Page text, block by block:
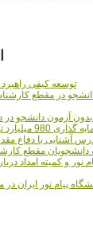
توسعه کیفی راهبرد
در مقطع
آزمون دانشجو در
میلیارد تومانی دانشگاه پیام نور
درس آشنایی با دفاع
مقطع
نور و کمیته امداد
پیام نور ایران در